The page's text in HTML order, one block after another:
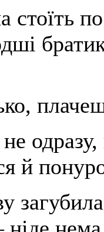
стоїть
не
й